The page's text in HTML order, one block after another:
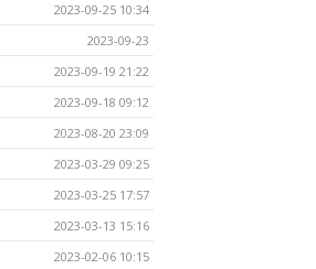
2023-09-25 10:34
2023-09-23
2023-09-19 21:22
2023-09-18 09:12
2023-08-20 23:09
2023-03-29 09:25
2023-03-25 17:57
2023-03-13 15:16
2023-02-06 10:15